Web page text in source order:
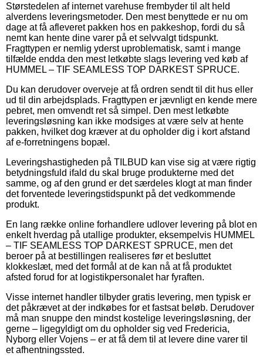
Størstedelen af internet varehuse frembyder til alt held
alverdens leveringsmetoder. Den mest benyttede er nu om
dage at få afleveret pakken hos en pakkeshop, fordi du så
nemt kan hente dine varer på et selvvalgt tidspunkt.
Fragttypen er nemlig yderst uproblematisk, samt i mange
tilfælde endda den mest letkøbte slags levering ved køb af
HUMMEL – TIF SEAMLESS TOP DARKEST SPRUCE.
Du kan derudover overveje at få ordren sendt til dit hus eller
ud til din arbejdsplads. Fragttypen er jævnligt en kende mere
pebret, men omvendt ret så simpel. Den mest letkøbte
leveringsløsning kan ikke modsiges at være selv at hente
pakken, hvilket dog kræver at du opholder dig i kort afstand
af e-forretningens bopæl.
Leveringshastigheden på TILBUD kan vise sig at være rigtig
betydningsfuld ifald du skal bruge produkterne med det
samme, og af den grund er det særdeles klogt at man finder
det forventede leveringstidspunkt på det vedkommende
produkt.
En lang række online forhandlere udlover levering på blot en
enkelt hverdag på utallige produkter, eksempelvis HUMMEL
– TIF SEAMLESS TOP DARKEST SPRUCE, men det
beroer på at bestillingen realiseres før et besluttet
klokkeslæt, med det formål at de kan nå at få produktet
afsted forud for at logistikpersonalet har fyraften.
Visse internet handler tilbyder gratis levering, men typisk er
det påkrævet at der indkøbes for et fastsat beløb. Derudover
må man snuppe den mindst kostelige leveringsløsning, der
gerne – ligegyldigt om du opholder sig ved Fredericia,
Nyborg eller Vojens – er at få dem til at levere dine varer til
et afhentningssted.